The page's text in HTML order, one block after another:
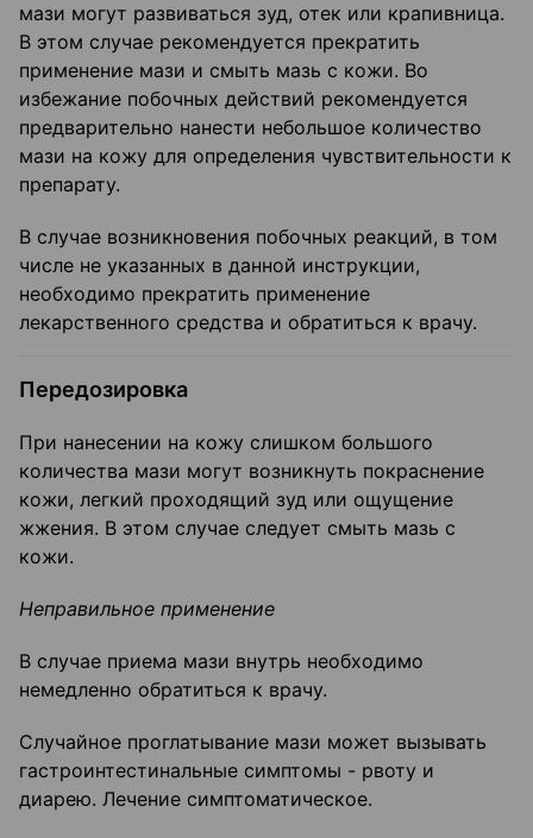
мази могут развиваться зуд, отек или крапивница.
В этом случае рекомендуется прекратить
применение мази и смыть мазь с кожи. Во
избежание побочных действий рекомендуется
предварительно нанести небольшое количество
мази на кожу для определения чувствительности к
препарату.
В случае возникновения побочных реакций, в том
числе не указанных в данной инструкции,
необходимо прекратить применение
лекарственного средства и обратиться к врачу.
Передозировка
При нанесении на кожу слишком большого
количества мази могут возникнуть покраснение
кожи, легкий проходящий зуд или ощущение
жжения. В этом случае следует смыть мазь с
кожи.
Неправильное применение
В случае приема мази внутрь необходимо
немедленно обратиться к врачу.
Случайное проглатывание мази может вызывать
гастроинтестинальные симптомы - рвоту и
диарею. Лечение симптоматическое.